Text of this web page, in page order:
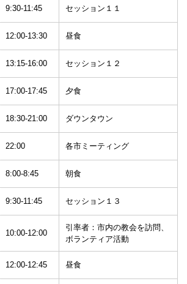
9:30-11:45 セッション１１
12:00-13:30 昼食
13:15-16:00 セッション１２
17:00-17:45 夕食
18:30-21:00 ダウンタウン
22:00 各市ミーティング
8:00-8:45 朝食
9:30-11:45 セッション１３
10:00-12:00
引率者：市内の教会を訪問、
ボランティア活動
12:00-12:45 昼食